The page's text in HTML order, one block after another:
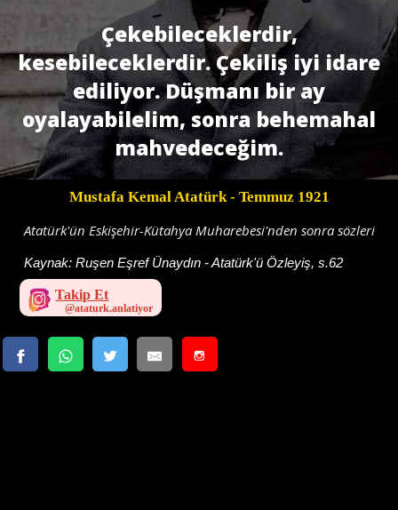
Çekebileceklerdir,
kesebileceklerdir. Çekiliş iyi idare
ediliyor. Düş­manı bir ay
oyalayabilelim, sonra behemahal
mahvedece­ğim.
Mustafa Kemal Atatürk- Temmuz 1921
Atatürk'ün Eskişehir-Kütahya Muharebesi'nden sonra sözleri
Kaynak:Ruşen Eşref Ünaydın - Atatürk'ü Özleyiş, s.62
Takip Et